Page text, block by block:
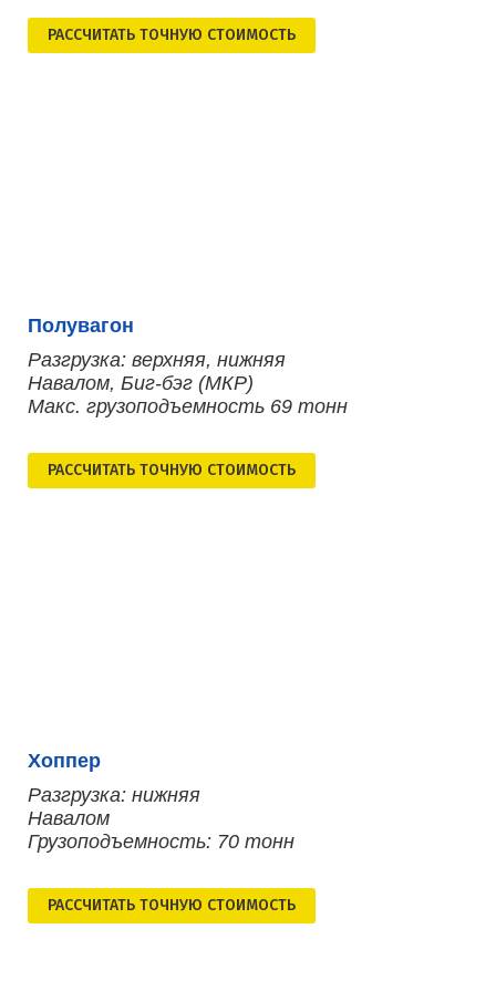
РАСCЧИТАТЬ ТОЧНУЮ СТОИМОСТЬ
Полувагон
Разгрузка: верхняя, нижняя
Навалом, Биг-бэг (МКР)
Макс. грузоподъемность 69 тонн
РАСCЧИТАТЬ ТОЧНУЮ СТОИМОСТЬ
Хоппер
Разгрузка: нижняя
Навалом
Грузоподъемность: 70 тонн
РАСCЧИТАТЬ ТОЧНУЮ СТОИМОСТЬ